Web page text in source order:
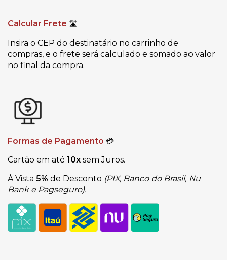
Calcular Frete 🛣
Insira o CEP do destinatário no carrinho de
compras, e o frete será calculado e somado ao valor
no final da compra.
Formas de Pagamento 💳
Cartão em até 10x sem Juros.
À Vista 5% de Desconto (PIX, Banco do Brasil, Nu
Bank e Pagseguro).